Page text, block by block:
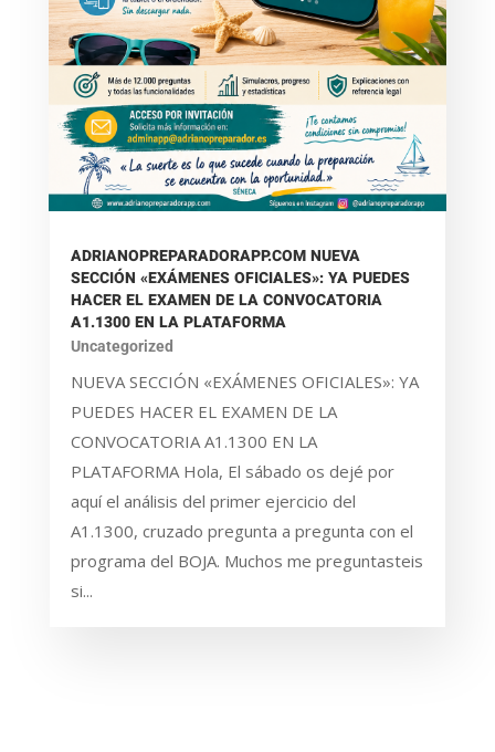
ADRIANOPREPARADORAPP.COM NUEVA
SECCIÓN «EXÁMENES OFICIALES»: YA PUEDES
HACER EL EXAMEN DE LA CONVOCATORIA
A1.1300 EN LA PLATAFORMA
Uncategorized
NUEVA SECCIÓN «EXÁMENES OFICIALES»: YA
PUEDES HACER EL EXAMEN DE LA
CONVOCATORIA A1.1300 EN LA
PLATAFORMA Hola, El sábado os dejé por
aquí el análisis del primer ejercicio del
A1.1300, cruzado pregunta a pregunta con el
programa del BOJA. Muchos me preguntasteis
si...